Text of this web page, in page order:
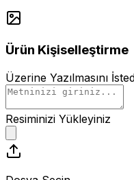
Ürün Kişiselleştirme
Üzerine Yazılmasını
Resiminizi Yükleyiniz